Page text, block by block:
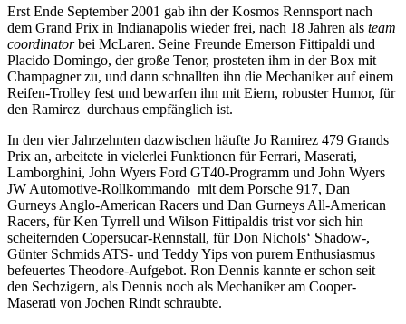
Erst Ende September 2001 gab ihn der Kosmos Rennsport nach
dem Grand Prix in Indianapolis wieder frei, nach 18 Jahren als team
coordinatorbei McLaren. Seine Freunde Emerson Fittipaldi und
Placido Domingo, der große Tenor, prosteten ihm in der Box mit
Champagner zu, und dann schnallten ihn die Mechaniker auf einem
Reifen-Trolley fest und bewarfen ihn mit Eiern, robuster Humor, für
den Ramirez durchaus empfänglich ist.
In den vier Jahrzehnten dazwischen häufte Jo Ramirez 479 Grands
Prix an, arbeitete in vielerlei Funktionen für Ferrari, Maserati,
Lamborghini, John Wyers Ford GT40-Programm und John Wyers
JW Automotive-Rollkommando mit dem Porsche 917, Dan
Gurneys Anglo-American Racers und Dan Gurneys All-American
Racers, für Ken Tyrrell und Wilson Fittipaldis trist vor sich hin
scheiternden Copersucar-Rennstall, für Don Nichols‘ Shadow-,
Günter Schmids ATS- und Teddy Yips von purem Enthusiasmus
befeuertes Theodore-Aufgebot. Ron Dennis kannte er schon seit
den Sechzigern, als Dennis noch als Mechaniker am Cooper-
Maserati von Jochen Rindt schraubte.